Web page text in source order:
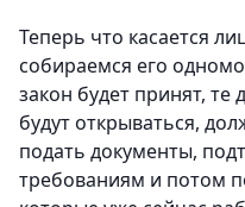
Теперь что касается
собираемся его
закон будет принят, те
будут открываться,
подать документы,
требованиям и потом